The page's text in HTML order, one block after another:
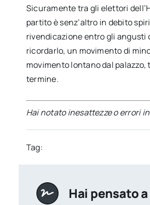
Sicuramente tra gli elettori
partito è senz’altro in debito
rivendicazione entro gli angusti
ricordarlo, un movimento di
movimento lontano dal
termine.
Hai notato inesattezze o errori
Tag:
Hai pensato